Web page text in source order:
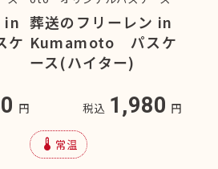
in
ケ
円
葬送のフリーレン in
Kumamoto パスケ
ース(ハイター)
税込 1,980 円
device_thermostat 常温